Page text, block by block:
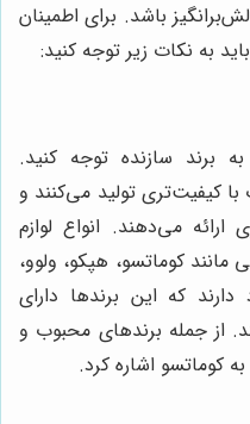
باشد. برای اطمینان
به نکات زیر توجه کنید:
برند سازنده توجه کنید.
با کیفیت‌تری تولید می‌کنند و
می‌دهند. انواع لوازم
مانند کوماتسو، هپکو، ولوو،
دارند که این برندها دارای
از جمله برندهای محبوب و
کوماتسو اشاره کرد.